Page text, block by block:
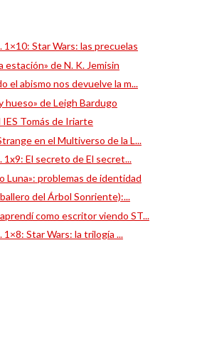
1×10: Star Wars: las precuelas
estación» de N. K. Jemisin
el abismo nos devuelve la m...
hueso» de Leigh Bardugo
IES Tomás de Iriarte
en el Multiverso de la L...
1x9: El secreto de El secret...
Luna»: problemas de identidad
del Árbol Sonriente):...
como escritor viendo ST...
Star Wars: la trilogía ...